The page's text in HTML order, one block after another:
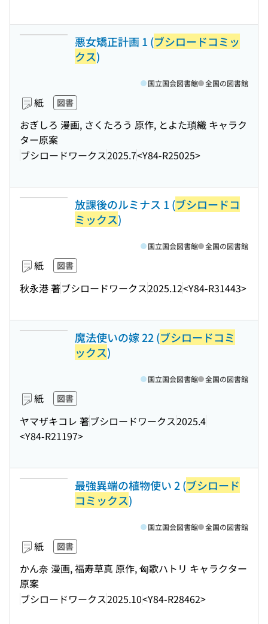
悪女矯正計画 1 (ブシロードコミッ
クス)
紙 図書
おぎしろ 漫画, さくたろう 原作, とよた瑣織 キャラク
ター原案
ブシロードワークス2025.7<Y84-R25025>
国立国会図書館 全国の図書館
放課後のルミナス 1 (ブシロードコ
ミックス)
紙 図書
秋永港 著ブシロードワークス2025.12<Y84-R31443>
国立国会図書館 全国の図書館
魔法使いの嫁 22 (ブシロードコミ
ックス)
紙 図書
ヤマザキコレ 著ブシロードワークス2025.4
<Y84-R21197>
国立国会図書館 全国の図書館
最強異端の植物使い 2 (ブシロード
コミックス)
紙 図書
かん奈 漫画, 福寿草真 原作, 匈歌ハトリ キャラクター
原案
ブシロードワークス2025.10<Y84-R28462>
国立国会図書館 全国の図書館